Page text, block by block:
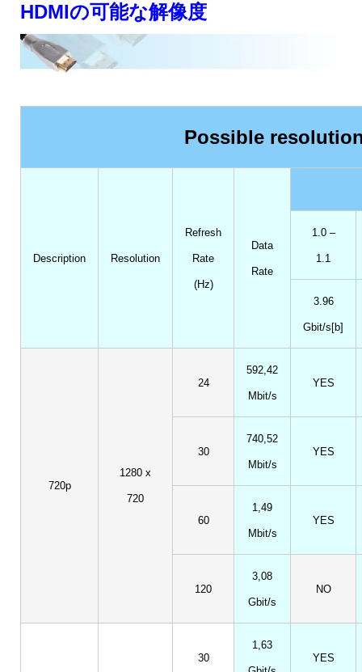
HDMIの可能な解像度
Possible
Description Resolution
Refresh
Rate
(Hz)
Data
Rate
1.0 –
1.1
3.96
Gbit/s[b]
720p
1280 x
720
24
592,42
Mbit/s
YES
30
740,52
Mbit/s
YES
60
1,49
Mbit/s
YES
120
3,08
Gbit/s
NO
30
1,63
YES